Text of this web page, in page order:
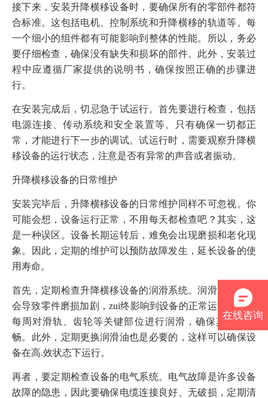
接下来，安装升降横移设备时，要确保所有的零部件都符
合标准。这包括电机、控制系统和升降横移的轨道等。每
一个细小的组件都有可能影响到整体的性能。所以，务必
要仔细检查，确保没有缺失和损坏的部件。此外，安装过
程中应遵循厂家提供的说明书，确保按照正确的步骤进
行。
在安装完成后，切忌急于试运行。首先要进行检查，包括
电源连接、传动系统和安全装置等。只有确保一切都正
常，才能进行下一步的调试。试运行时，需要观察升降横
移设备的运行状态，注意是否有异常的声音或者振动。
升降横移设备的日常维护
安装完毕后，升降横移设备的日常维护同样不可忽视。你
可能会想，设备运行正常，不用每天都检查吧？其实，这
是一种误区。设备长期运转后，难免会出现磨损和老化现
象。因此，定期的维护可以预防故障发生，延长设备的使
用寿命。
首先，定期检查升降横移设备的润滑系统。润滑油的缺乏
会导致零件磨损加剧，zui终影响到设备的正常运转。建议
每周对滑轨、齿轮等关键部位进行润滑，确保其滑动顺
畅。此外，定期更换润滑油也是必要的，这样可以确保设
备在高.效状态下运行。
再者，要定期检查设备的电气系统。电气故障是许多设备
故障的隐患，因此要确保电缆连接良好、无破损，定期清
在线咨询